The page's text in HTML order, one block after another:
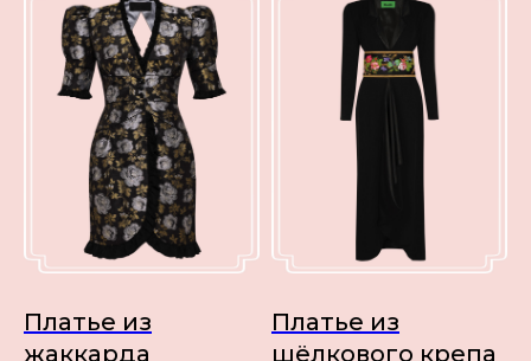
Платье из
жаккарда
Платье из
шёлкового крепа